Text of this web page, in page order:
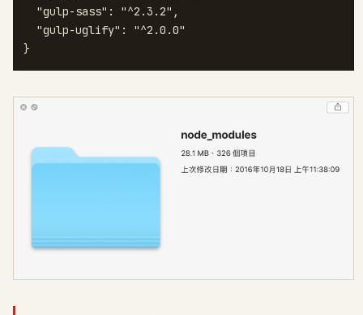
  "gulp-sass": "^2.3.2",
  "gulp-uglify": "^2.0.0"
}